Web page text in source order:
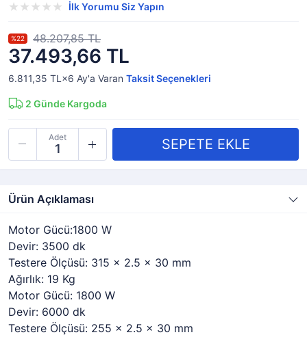
İlk Yorumu Siz Yapın
37.493,66 TL
%22 48.207,85 TL
6.811,35 TL×6 Ay'a Varan Taksit Seçenekleri
2 Günde Kargoda
Adet
Ürün Açıklaması
Motor Gücü:1800 W
Devir: 3500 dk
Testere Ölçüsü: 315 x 2.5 x 30 mm
Ağırlık: 19 Kg
Motor Gücü: 1800 W
Devir: 6000 dk
Testere Ölçüsü: 255 x 2.5 x 30 mm